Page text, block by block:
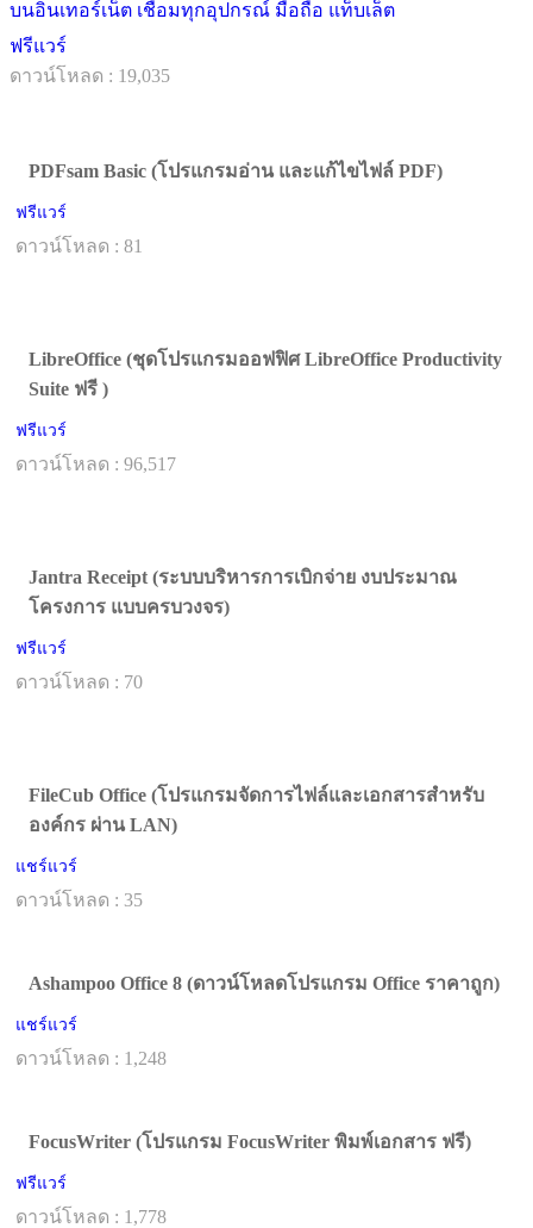
บนอินเทอร์เน็ต เชื่อมทุกอุปกรณ์ มือถือ แท็บเล็ต
ฟรีแวร์
ดาวน์โหลด : 19,035
PDFsam Basic (โปรแกรมอ่าน และแก้ไขไฟล์ PDF)
ฟรีแวร์
ดาวน์โหลด : 81
LibreOffice (ชุดโปรแกรมออฟฟิศ LibreOffice Productivity
Suite ฟรี )
ฟรีแวร์
ดาวน์โหลด : 96,517
Jantra Receipt (ระบบบริหารการเบิกจ่าย งบประมาณ
โครงการ แบบครบวงจร)
ฟรีแวร์
ดาวน์โหลด : 70
FileCub Office (โปรแกรมจัดการไฟล์และเอกสารสำหรับ
องค์กร ผ่าน LAN)
แชร์แวร์
ดาวน์โหลด : 35
Ashampoo Office 8 (ดาวน์โหลดโปรแกรม Office ราคาถูก)
แชร์แวร์
ดาวน์โหลด : 1,248
FocusWriter (โปรแกรม FocusWriter พิมพ์เอกสาร ฟรี)
ฟรีแวร์
ดาวน์โหลด : 1,778